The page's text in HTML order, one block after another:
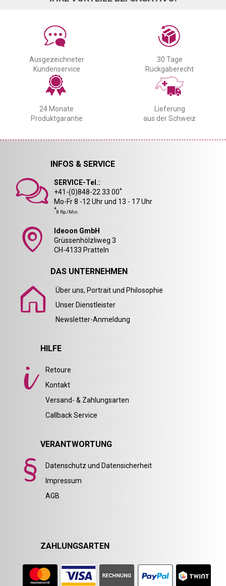
Ausgezeichneter
Kundenservice
30 Tage
Rückgaberecht
24 Monate
Produktgarantie
Lieferung
aus der Schweiz
INFOS & SERVICE
SERVICE-Tel.:
+41-(0)848-22 33 00*
Mo-Fr 8 -12 Uhr und 13 - 17 Uhr
*8 Rp./Min.
Ideoon GmbH
Grüssenhölzliweg 3
CH-4133 Pratteln
DAS UNTERNEHMEN
Über uns, Portrait und Philosophie
Unser Dienstleister
Newsletter-Anmeldung
HILFE
Retoure
Kontakt
Versand- & Zahlungsarten
Callback Service
VERANTWORTUNG
Datenschutz und Datensicherheit
Impressum
AGB
ZAHLUNGSARTEN